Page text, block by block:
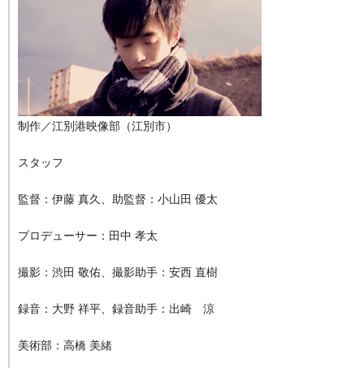
制作／江別港映像部（江別市）
スタッフ
監督：伊藤 真久、助監督：小山田 優太
プロデューサー：田中 孝太
撮影：渋田 敬佑、撮影助手：安西 直樹
録音：大野 祥平、録音助手：出崎 涼
美術部：高橋 美緒